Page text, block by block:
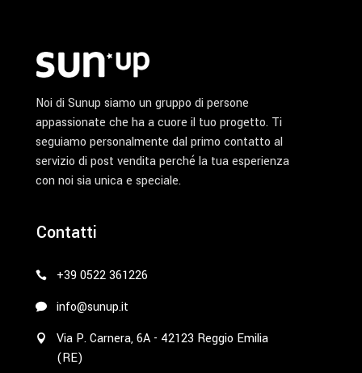
Noi di Sunup siamo un gruppo di persone
appassionate che ha a cuore il tuo progetto. Ti
seguiamo personalmente dal primo contatto al
servizio di post vendita perché la tua esperienza
con noi sia unica e speciale.
Contatti
+39 0522 361226
info@sunup.it
Via P. Carnera, 6A - 42123 Reggio Emilia
(RE)